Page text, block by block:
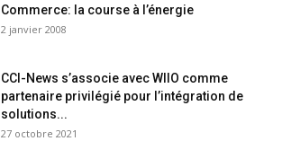
Commerce: la course à l’énergie
2 janvier 2008
CCI-News s’associe avec WIIO comme
partenaire privilégié pour l’intégration de
solutions...
27 octobre 2021